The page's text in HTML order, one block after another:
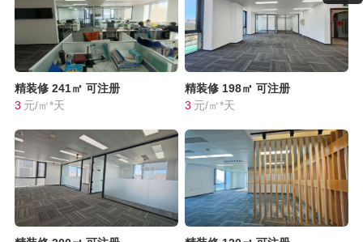
精装修 241㎡ 可注册
3 元/㎡*天
精装修 198㎡ 可注册
3 元/㎡*天